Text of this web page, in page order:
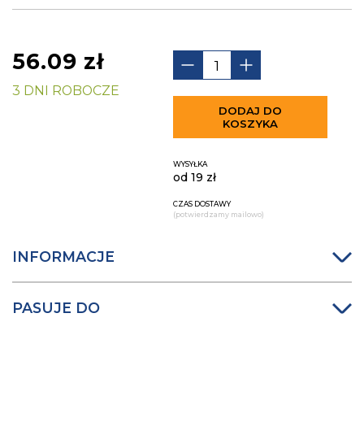
56.09 zł
3 DNI ROBOCZE
DODAJ DO
KOSZYKA
WYSYŁKA
od 19 zł
CZAS DOSTAWY
(potwierdzamy mailowo)
INFORMACJE
PASUJE DO